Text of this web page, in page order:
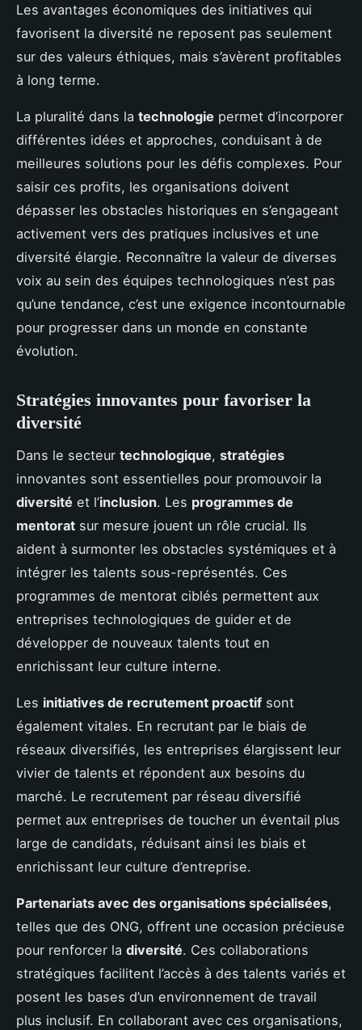
Les avantages économiques des initiatives qui
favorisent la diversité ne reposent pas seulement
sur des valeurs éthiques, mais s’avèrent profitables
à long terme.
La pluralité dans la technologie permet d’incorporer
différentes idées et approches, conduisant à de
meilleures solutions pour les défis complexes. Pour
saisir ces profits, les organisations doivent
dépasser les obstacles historiques en s’engageant
activement vers des pratiques inclusives et une
diversité élargie. Reconnaître la valeur de diverses
voix au sein des équipes technologiques n’est pas
qu’une tendance, c’est une exigence incontournable
pour progresser dans un monde en constante
évolution.
Stratégies innovantes pour favoriser la
diversité
Dans le secteur technologique, stratégies
innovantes sont essentielles pour promouvoir la
diversité et l’inclusion. Les programmes de
mentorat sur mesure jouent un rôle crucial. Ils
aident à surmonter les obstacles systémiques et à
intégrer les talents sous-représentés. Ces
programmes de mentorat ciblés permettent aux
entreprises technologiques de guider et de
développer de nouveaux talents tout en
enrichissant leur culture interne.
Les initiatives de recrutement proactif sont
également vitales. En recrutant par le biais de
réseaux diversifiés, les entreprises élargissent leur
vivier de talents et répondent aux besoins du
marché. Le recrutement par réseau diversifié
permet aux entreprises de toucher un éventail plus
large de candidats, réduisant ainsi les biais et
enrichissant leur culture d’entreprise.
Partenariats avec des organisations spécialisées,
telles que des ONG, offrent une occasion précieuse
pour renforcer la diversité. Ces collaborations
stratégiques facilitent l’accès à des talents variés et
posent les bases d’un environnement de travail
plus inclusif. En collaborant avec ces organisations,